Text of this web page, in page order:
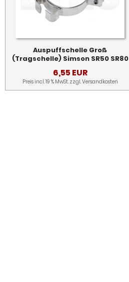
Auspuffschelle Groß
(Tragschelle) Simson SR50 SR80
6,55 EUR
Preis incl. 19 % MwSt. zzgl.Versandkosten